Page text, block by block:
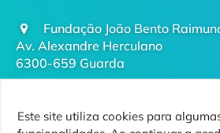
Este site utiliza cookies para
Fundação João Bento
Av. Alexandre Herculano
6300-659 Guarda
271 220 410